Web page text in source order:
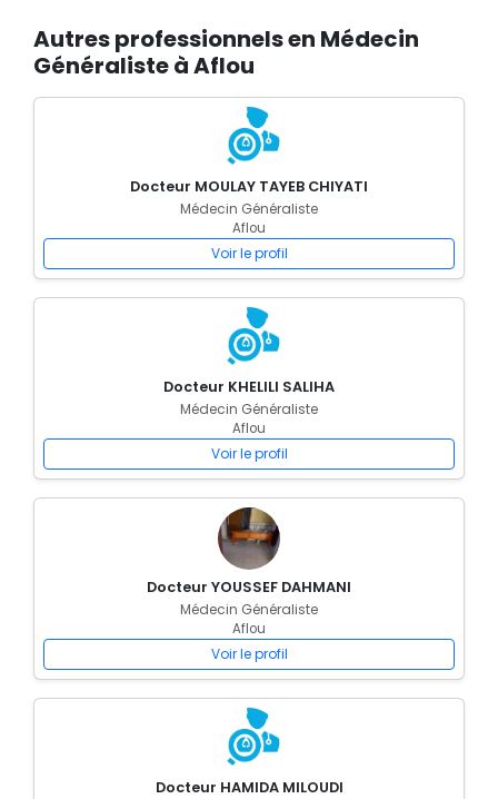
Autres professionnels en Médecin
Généraliste à Aflou
Docteur MOULAY TAYEB CHIYATI
Médecin Généraliste
Aflou
Voir le profil
Docteur KHELILI SALIHA
Médecin Généraliste
Aflou
Voir le profil
Docteur YOUSSEF DAHMANI
Médecin Généraliste
Aflou
Voir le profil
Docteur HAMIDA MILOUDI